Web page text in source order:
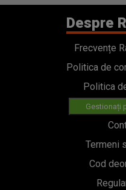
Despre
Frecvențe
Politica de
Politica
Gestionați
Termeni
Cod